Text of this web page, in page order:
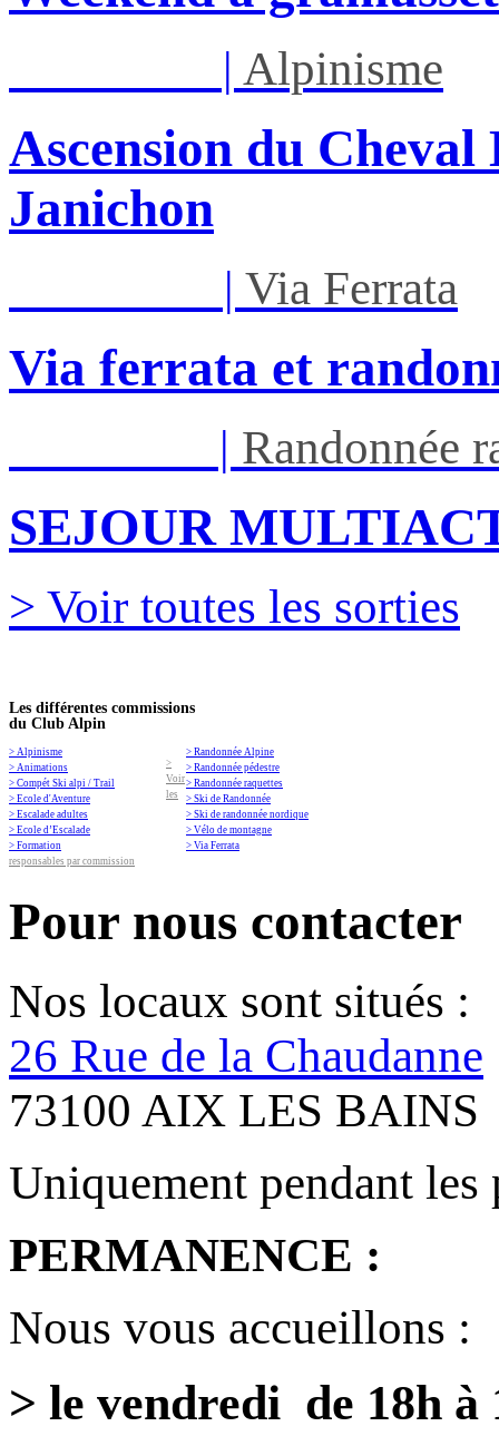
| Alpinisme
Ascension du
Janichon
| Via Ferrata
Via ferrata et
| Randonnée
SEJOUR
> Voir toutes les sorties
Les différentes commissions
du Club Alpin
> Alpinisme
> Animations
> Compét Ski alpi / Trail
> Ecole d'Aventure
> Escalade adultes
> Ecole d’Escalade
> Formation
> Randonnée Alpine
> Randonnée pédestre
> Randonnée raquettes
> Ski de Randonnée
> Ski de randonnée nordique
> Vélo de montagne
> Via Ferrata
>
Voir
les
responsables par commission
Pour nous contacter
Nos locaux sont situés :
26 Rue de la Chaudanne
73100 AIX LES BAINS
Uniquement pendant les
PERMANENCE :
Nous vous accueillons :
> le vendredi de 18h à